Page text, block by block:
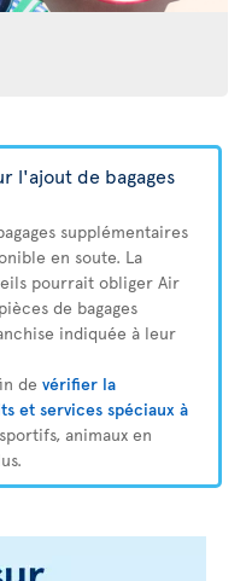
l'ajout de bagages
supplémentaires
en soute. La
pourrait obliger Air
de bagages
indiquée à leur
de vérifier la
et services spéciaux à
animaux en